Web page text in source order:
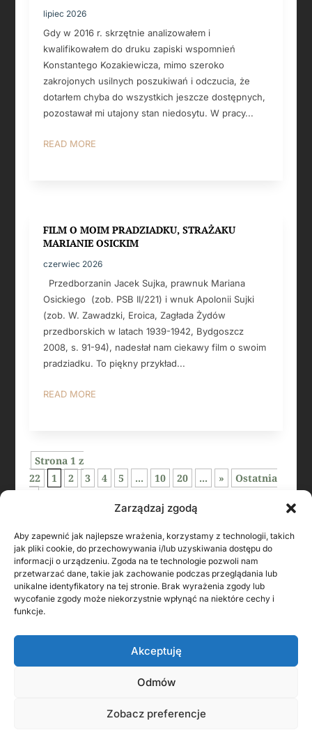
Zarządzaj zgodą
Aby zapewnić jak najlepsze wrażenia, korzystamy z technologii, takich
jak pliki cookie, do przechowywania i/lub uzyskiwania dostępu do
informacji o urządzeniu. Zgoda na te technologie pozwoli nam
przetwarzać dane, takie jak zachowanie podczas przeglądania lub
unikalne identyfikatory na tej stronie. Brak wyrażenia zgody lub
wycofanie zgody może niekorzystnie wpłynąć na niektóre cechy i
funkcje.
Akceptuję
Odmów
Zobacz preferencje
lipiec 2026
Gdy w 2016 r. skrzętnie analizowałem i
kwalifikowałem do druku zapiski wspomnień
Konstantego Kozakiewicza, mimo szeroko
zakrojonych usilnych poszukiwań i odczucia, że
dotarłem chyba do wszystkich jeszcze dostępnych,
pozostawał mi utajony stan niedosytu. W pracy...
READ MORE
FILM O MOIM PRADZIADKU, STRAŻAKU
MARIANIE OSICKIM
czerwiec 2026
Przedborzanin Jacek Sujka, prawnuk Mariana
Osickiego (zob. PSB II/221) i wnuk Apolonii Sujki
(zob. W. Zawadzki, Eroica, Zagłada Żydów
przedborskich w latach 1939-1942, Bydgoszcz
2008, s. 91-94), nadesłał nam ciekawy film o swoim
pradziadku. To piękny przykład...
READ MORE
Strona 1 z
22
1 2 3 4 5 ... 10 20 ... »
Ostatnia
KONTAKT Z AUTOREM